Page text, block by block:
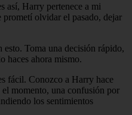
así, Harry pertenece a mi
prometí olvidar el pasado, dejar
esto. Toma una decisión rápido,
haces ahora mismo.
fácil. Conozco a Harry hace
momento, una confusión por
los sentimientos